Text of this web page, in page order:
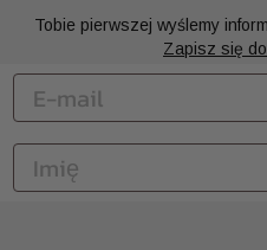
Tobie pierwszej wyślemy
Zapisz się